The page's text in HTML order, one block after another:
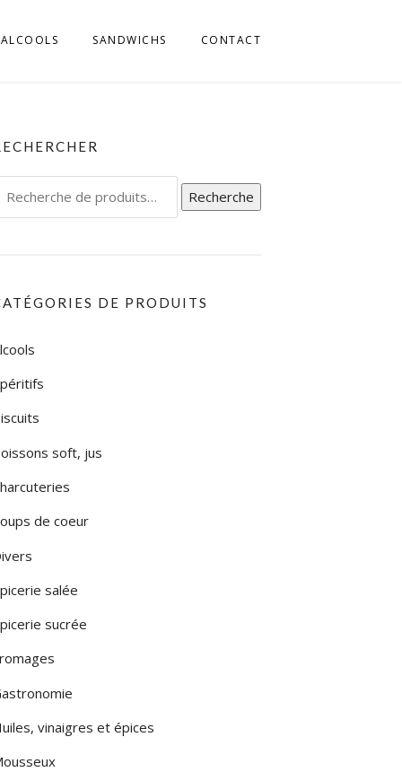
FRIULI
TRENTINO
CALABRIA
CAMPAGNIA
PUGLIA
ALCOOLS SANDWICHS CONTACT
Recherche
DE PRODUITS
soft, jus
de coeur
salée
sucrée
vinaigres et épices